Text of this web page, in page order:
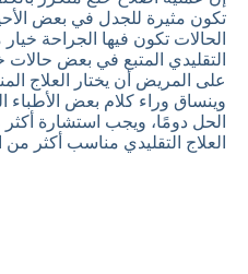
تكون مثيرة للجدل في بعض
الحالات تكون فيها الجراحة
التقليدي المتبع في بعض
على المريض أن يختار العلاج
وينساق وراء كلام بعض الأطباء
الحل دومًا، ويجب استشارة
العلاج التقليدي مناسب أكثر من